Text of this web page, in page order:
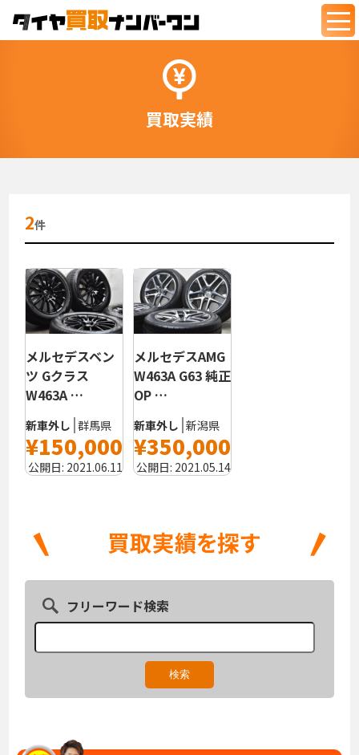
買取実績
2件
メルセデスベン
ツ Gクラス
W463A …
新車外し 群馬県
¥150,000
公開日: 2021.06.11
メルセデスAMG
W463A G63 純正
OP …
新車外し 新潟県
¥350,000
公開日: 2021.05.14
フリーワード検索